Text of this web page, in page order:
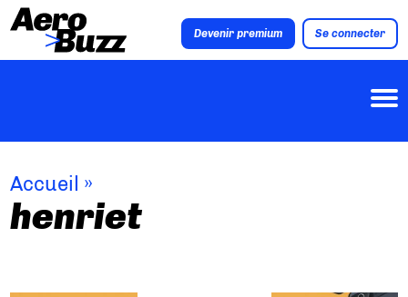
Devenir premium Se connecter
Accueil »
henriet